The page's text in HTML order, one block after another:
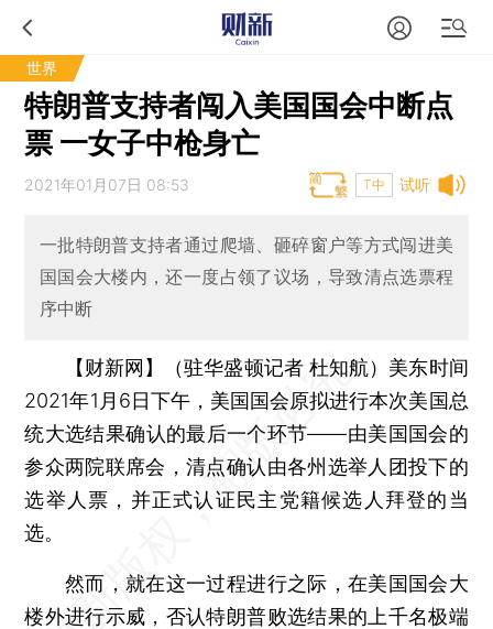
世界
特朗普支持者闯入美国国会中断点
票 一女子中枪身亡
试听
2021年01月07日 08:53 T中
一批特朗普支持者通过爬墙、砸碎窗户等方式闯进美
国国会大楼内，还一度占领了议场，导致清点选票程
序中断
【财新网】（驻华盛顿记者 杜知航） 美东时间
2021年1月6日下午，美国国会原拟进行本次美国总
统大选结果确认的最后一个环节——由美国国会的
参众两院联席会，清点确认由各州选举人团投下的
选举人票，并正式认证民主党籍候选人拜登的当
选。
然而，就在这一过程进行之际，在美国国会大
楼外进行示威，否认特朗普败选结果的上千名极端